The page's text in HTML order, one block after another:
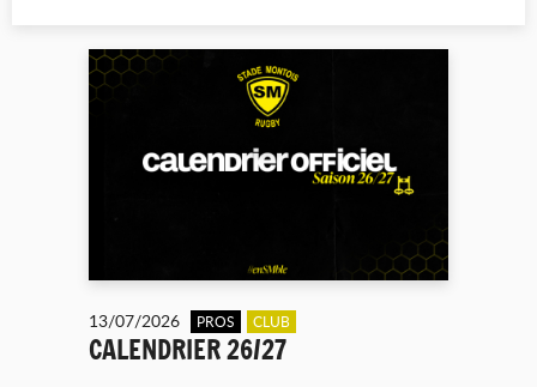
13/07/2026 PROS CLUB
CALENDRIER 26/27